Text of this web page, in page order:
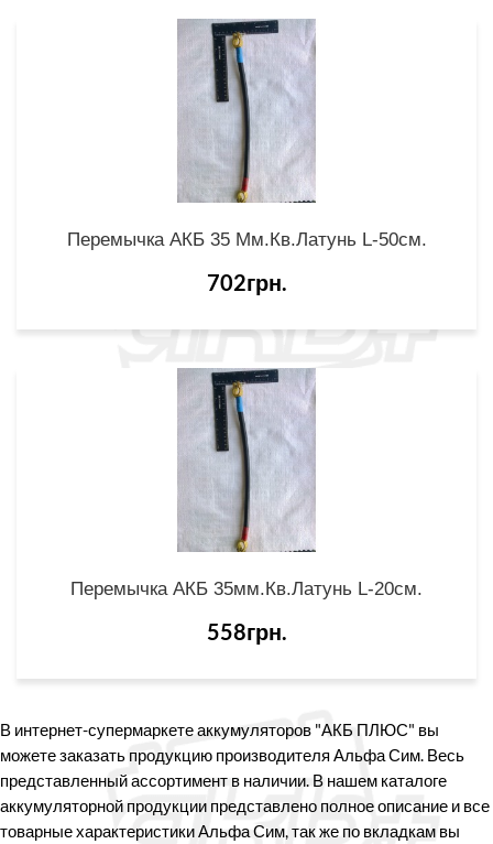
Перемычка АКБ 35 Мм.кв.латунь L-50см.
702грн.
Перемычка АКБ 35мм.кв.латунь L-20см.
558грн.
В интернет-супермаркете аккумуляторов "АКБ ПЛЮС" вы
можете заказать продукцию производителя Альфа Сим. Весь
представленный ассортимент в наличии. В нашем каталоге
аккумуляторной продукции представлено полное описание и все
товарные характеристики Альфа Сим, так же по вкладкам вы